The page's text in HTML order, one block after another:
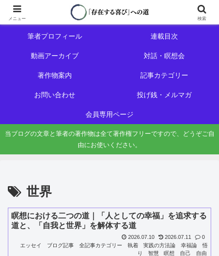
初めての方へ
筆者プロフィール 連載目次
動画アーカイブ 対話・瞑想会
著作物案内 記事カテゴリー
お問い合わせ 投げ銭・メルマガ
会員専用ページ
当ブログの文章と筆者の著作物は全て著作権フリーですので、どうぞご自
由にお使いください。
世界
瞑想における二つの道｜「人としての幸福」を追求する
道と、「自我と世界」を解体する道
2026.07.10 2026.07.11
0
エッセイ
ブログ記事 全記事カテゴリー 執着 実践の方法論 幸福論
悟
り
智慧 瞑想 自己 自由
メニュー 検索